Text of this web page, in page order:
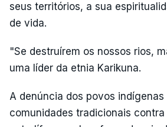
seus territórios, a sua
de vida.
"Se destruírem os nossos rios,
uma líder da etnia Karikuna.
A denúncia dos povos indígenas
comunidades tradicionais